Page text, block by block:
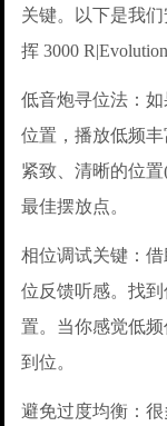
关键。以下是我
挥 3000
低音炮寻位法：
位置，播放低频
紧致、清晰的位
最佳摆放点。
相位调试关键：
位反馈听感。找
置。当你感觉低
到位。
避免过度均衡：